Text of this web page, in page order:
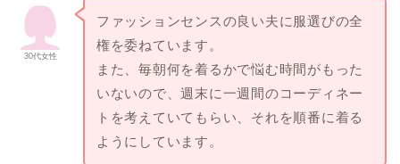
30代女性
ファッションセンスの良い夫に服選びの全
権を委ねています。
また、毎朝何を着るかで悩む時間がもった
いないので、週末に一週間のコーディネー
トを考えていてもらい、それを順番に着る
ようにしています。